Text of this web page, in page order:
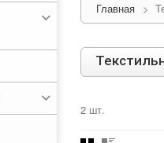
Главная >
2 шт.